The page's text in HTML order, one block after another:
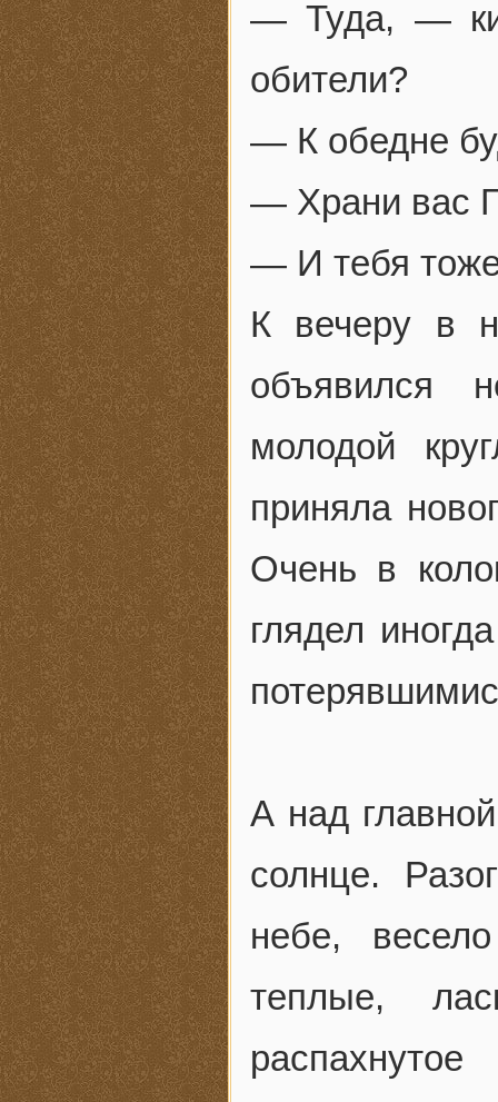
— Туда, —
обители?
— К обедне
— Храни вас
— И тебя
К вечеру в
объявился
молодой
приняла
Очень в
глядел
А над
солнце.
небе,
теплые,